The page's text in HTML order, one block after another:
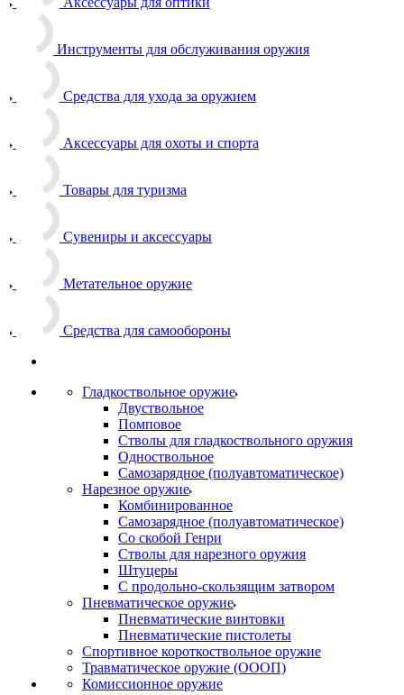
Инструменты для обслуживания оружия
Средства для ухода за оружием
Аксессуары для охоты и спорта
Товары для туризма
Сувениры и аксессуары
Метательное оружие
Средства для самообороны
Гладкоствольное оружие
Двуствольное
Помповое
Стволы для гладкоствольного оружия
Одноствольное
Самозарядное (полуавтоматическое)
Нарезное оружие
Комбинированное
Самозарядное (полуавтоматическое)
Со скобой Генри
Стволы для нарезного оружия
Штуцеры
С продольно-скользящим затвором
Пневматическое оружие
Пневматические винтовки
Пневматические пистолеты
Спортивное короткоствольное оружие
Травматическое оружие (ОООП)
Комиссионное оружие